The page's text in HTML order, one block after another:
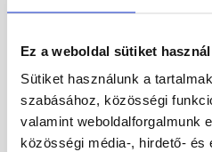
Ez a weboldal sütiket használ
Sütiket használunk a
szabásához, közösségi
valamint weboldalforgalmunk
közösségi média-, hirdető- és
Gyártói készleten
1 226 Ft / kg
Megnézem